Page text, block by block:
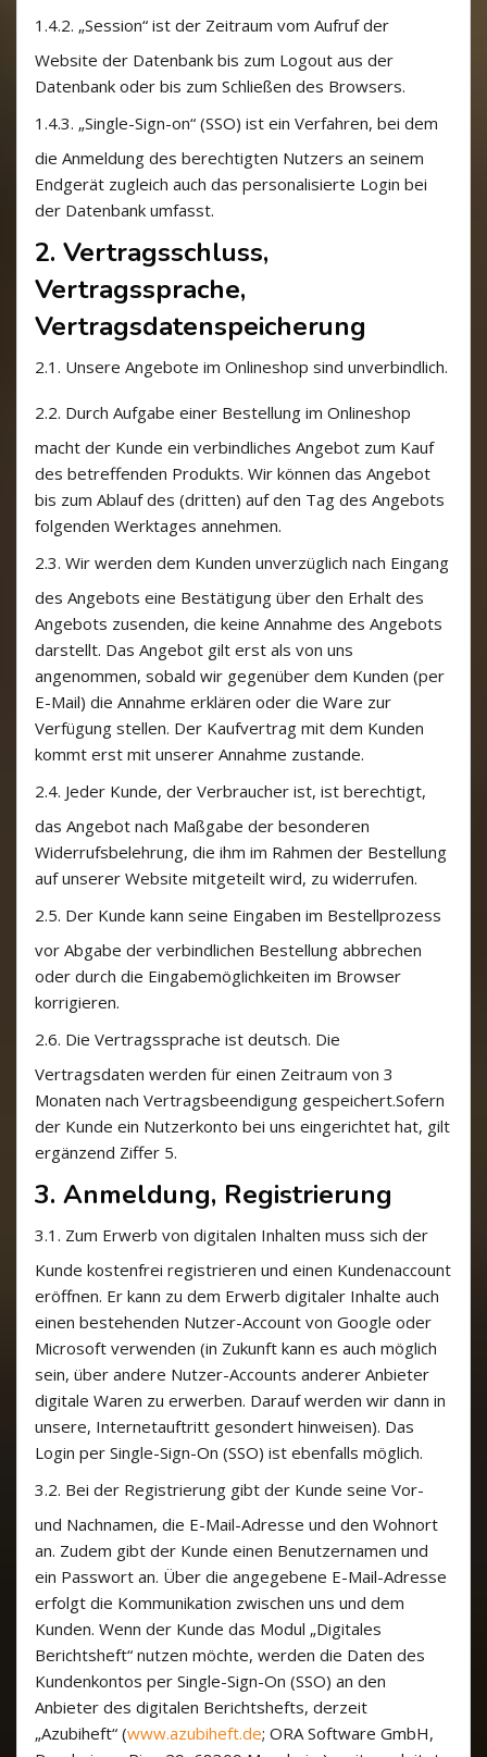
1.4.2. „Session“ ist der Zeitraum vom Aufruf der
Website der Datenbank bis zum Logout aus der
Datenbank oder bis zum Schließen des Browsers.
1.4.3. „Single-Sign-on“ (SSO) ist ein Verfahren, bei dem
die Anmeldung des berechtigten Nutzers an seinem
Endgerät zugleich auch das personalisierte Login bei
der Datenbank umfasst.
2. Vertragsschluss,
Vertragssprache,
Vertragsdatenspeicherung
2.1. Unsere Angebote im Onlineshop sind unverbindlich.
2.2. Durch Aufgabe einer Bestellung im Onlineshop
macht der Kunde ein verbindliches Angebot zum Kauf
des betreffenden Produkts. Wir können das Angebot
bis zum Ablauf des (dritten) auf den Tag des Angebots
folgenden Werktages annehmen.
2.3. Wir werden dem Kunden unverzüglich nach Eingang
des Angebots eine Bestätigung über den Erhalt des
Angebots zusenden, die keine Annahme des Angebots
darstellt. Das Angebot gilt erst als von uns
angenommen, sobald wir gegenüber dem Kunden (per
E-Mail) die Annahme erklären oder die Ware zur
Verfügung stellen. Der Kaufvertrag mit dem Kunden
kommt erst mit unserer Annahme zustande.
2.4. Jeder Kunde, der Verbraucher ist, ist berechtigt,
das Angebot nach Maßgabe der besonderen
Widerrufsbelehrung, die ihm im Rahmen der Bestellung
auf unserer Website mitgeteilt wird, zu widerrufen.
2.5. Der Kunde kann seine Eingaben im Bestellprozess
vor Abgabe der verbindlichen Bestellung abbrechen
oder durch die Eingabemöglichkeiten im Browser
korrigieren.
2.6. Die Vertragssprache ist deutsch. Die
Vertragsdaten werden für einen Zeitraum von 3
Monaten nach Vertragsbeendigung gespeichert.Sofern
der Kunde ein Nutzerkonto bei uns eingerichtet hat, gilt
ergänzend Ziffer 5.
3. Anmeldung, Registrierung
3.1. Zum Erwerb von digitalen Inhalten muss sich der
Kunde kostenfrei registrieren und einen Kundenaccount
eröffnen. Er kann zu dem Erwerb digitaler Inhalte auch
einen bestehenden Nutzer-Account von Google oder
Microsoft verwenden (in Zukunft kann es auch möglich
sein, über andere Nutzer-Accounts anderer Anbieter
digitale Waren zu erwerben. Darauf werden wir dann in
unsere, Internetauftritt gesondert hinweisen). Das
Login per Single-Sign-On (SSO) ist ebenfalls möglich.
3.2. Bei der Registrierung gibt der Kunde seine Vor-
und Nachnamen, die E-Mail-Adresse und den Wohnort
an. Zudem gibt der Kunde einen Benutzernamen und
ein Passwort an. Über die angegebene E-Mail-Adresse
erfolgt die Kommunikation zwischen uns und dem
Kunden. Wenn der Kunde das Modul „Digitales
Berichtsheft“ nutzen möchte, werden die Daten des
Kundenkontos per Single-Sign-On (SSO) an den
Anbieter des digitalen Berichtshefts, derzeit
„Azubiheft“ (www.azubiheft.de; ORA Software GmbH,